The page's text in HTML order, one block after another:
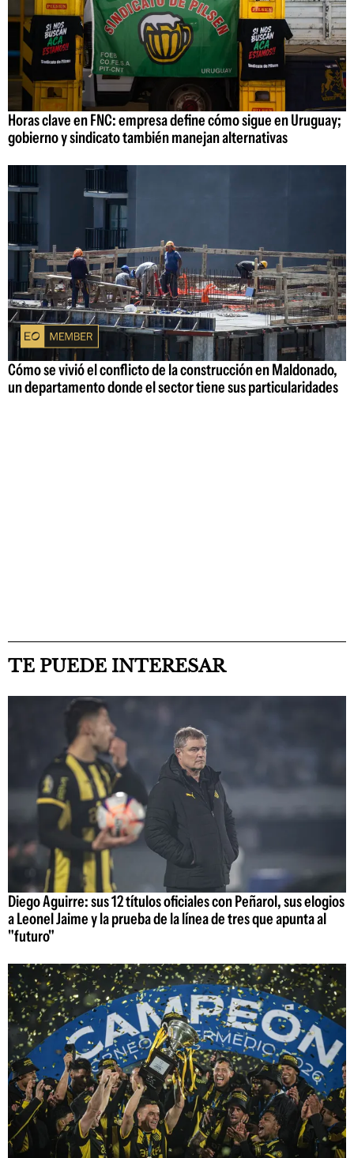
Horas clave en FNC: empresa define cómo sigue en Uruguay;
gobierno y sindicato también manejan alternativas
Cómo se vivió el conflicto de la construcción en Maldonado,
un departamento donde el sector tiene sus particularidades
TE PUEDE INTERESAR
Diego Aguirre: sus 12 títulos oficiales con Peñarol, sus elogios
a Leonel Jaime y la prueba de la línea de tres que apunta al
"futuro"